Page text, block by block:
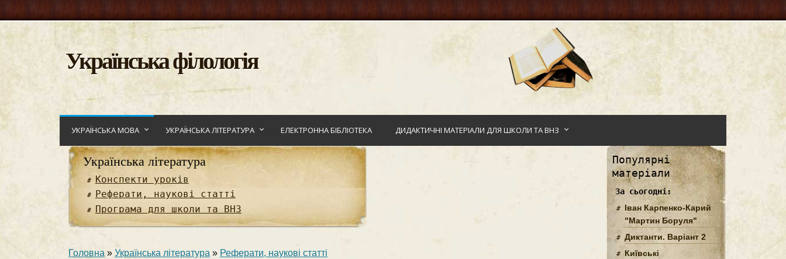
Українська філологія
УКРАЇНСЬКА МОВА УКРАЇНСЬКА ЛІТЕРАТУРА ЕЛЕКТРОННА БІБЛІОТЕКА ДИДАКТИЧНІ МАТЕРІАЛИ ДЛЯ ШКОЛИ ТА ВНЗ
Українська література
Конспекти уроків
Реферати, наукові статті
Програма для школи та ВНЗ
Головна » Українська література » Реферати, наукові статті
Популярні
матеріали
За сьогодні:
Іван Карпенко-Карий
"Мартин Боруля"
Диктанти. Варіант 2
Київські